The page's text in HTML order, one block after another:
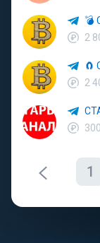
💣
2
🧲
2
1